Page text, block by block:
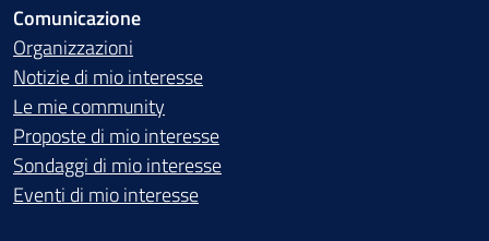
Comunicazione
Organizzazioni
Notizie di mio interesse
Le mie community
Proposte di mio interesse
Sondaggi di mio interesse
Eventi di mio interesse